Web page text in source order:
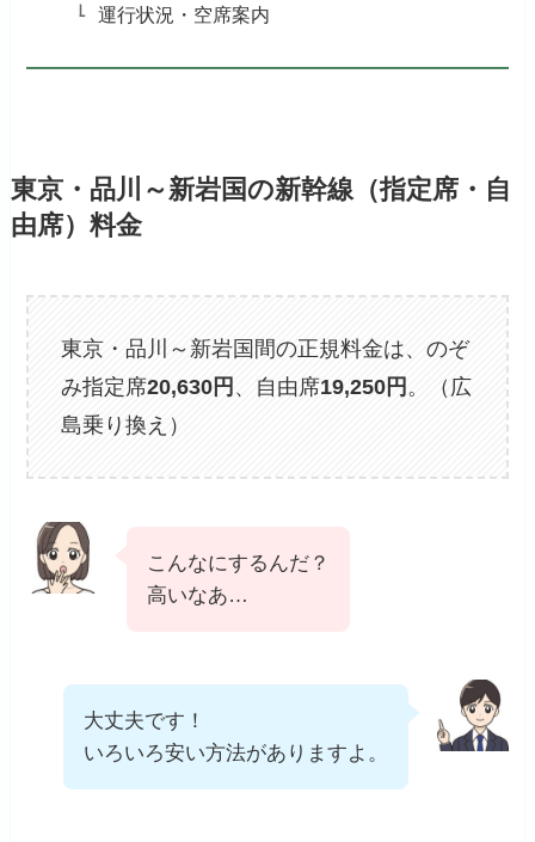
運行状況・空席案内
東京・品川～新岩国の新幹線（指定席・自
由席）料金
東京・品川～新岩国間の正規料金は、のぞ
み指定席20,630円 、自由席19,250円 。（広
島乗り換え）
こんなにするんだ？
高いなあ…
大丈夫です！
いろいろ安い方法がありますよ。